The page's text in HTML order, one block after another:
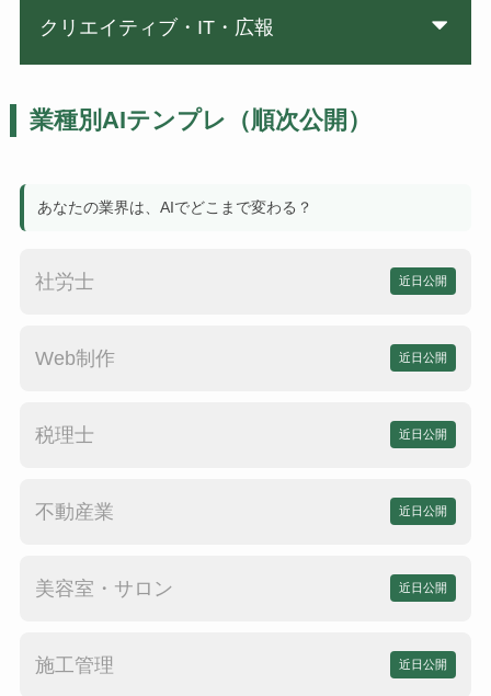
クリエイティブ・IT・広報
業種別AIテンプレ（順次公開）
あなたの業界は、AIでどこまで変わる？
社労士 近日公開
Web制作 近日公開
税理士 近日公開
不動産業 近日公開
美容室・サロン 近日公開
施工管理 近日公開